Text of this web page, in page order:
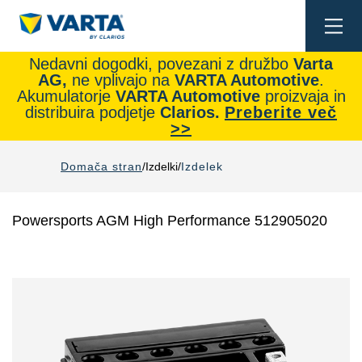
Nedavni dogodki, povezani z družbo Varta
AG, ne vplivajo na VARTA Automotive.
Akumulatorje VARTA Automotiveproizvaja in
distribuira podjetje Clarios. Preberite več
>>
Domača stran Izdelki Izdelek
Powersports AGM High Performance 512905020